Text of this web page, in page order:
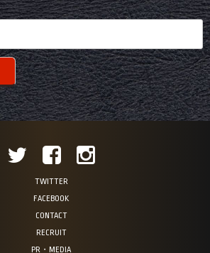
TWITTER
FACEBOOK
CONTACT
RECRUIT
PR・MEDIA